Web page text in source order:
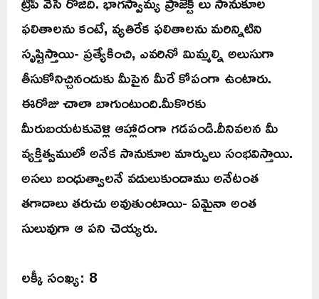
ఫలితాలను కంటే, వ్యతిరేక ఫలితాలను మరిన్నిటిని
సృష్టిస్తాయి- ప్రత్యేకించి, ఎవరినో మిమ్మల్ని అలుసుగా
తీసుకోనిచ్చినందుకు మీపైన మీరే కోపంగా ఉంటారు.
ఈరోజు చాలా బాగుంటుంది.మీకొరకు
మీరుబయటకువెళ్లి ఆహ్లాదంగా గడపండి.దీనివలన మీ
వ్యక్తిత్వములో అనేక సానుకూల మార్పులు సంభవిస్తాయి.
అసలు బంధుత్వాలనే వదులుకుందాము అనేటంత
తగాదాలు తరుచు అవుతుంటాయి- ఏమైనా అంత
సులువుగా ఆ పని చెయ్యరు.
లక్కీ సంఖ్య: 8